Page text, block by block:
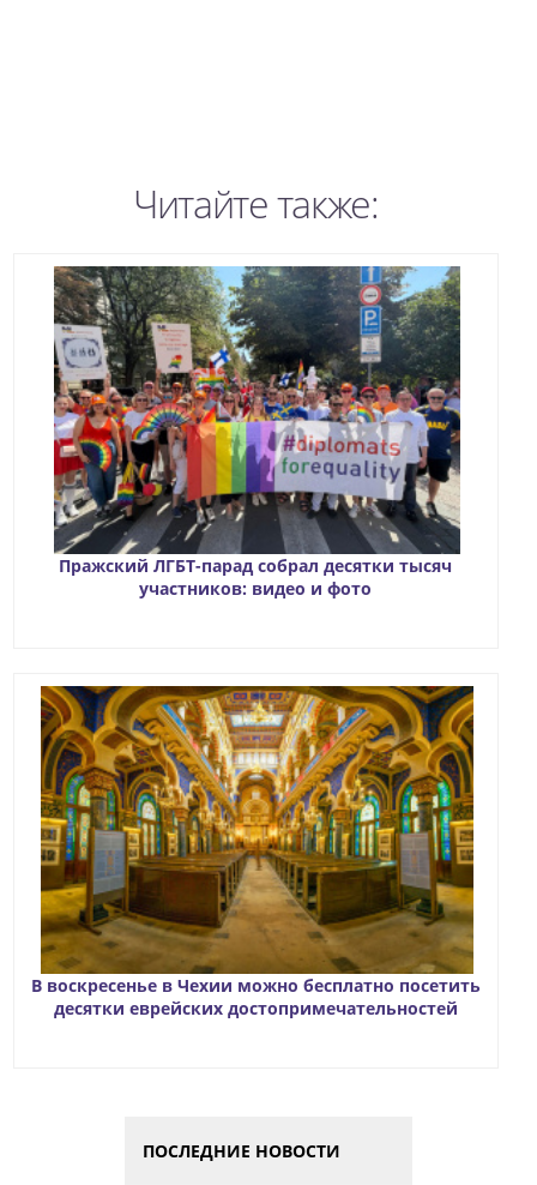
Читайте также:
Пражский ЛГБТ-парад собрал десятки тысяч
участников: видео и фото
В воскресенье в Чехии можно бесплатно посетить
десятки еврейских достопримечательностей
ПОСЛЕДНИЕ НОВОСТИ